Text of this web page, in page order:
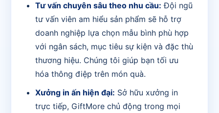
Tư vấn chuyên sâu theo nhu cầu: Đội ngũ
tư vấn viên am hiểu sản phẩm sẽ hỗ trợ
doanh nghiệp lựa chọn mẫu bình phù hợp
với ngân sách, mục tiêu sự kiện và đặc thù
thương hiệu. Chúng tôi giúp bạn tối ưu
hóa thông điệp trên món quà.
Xưởng in ấn hiện đại: Sở hữu xưởng in
trực tiếp, GiftMore chủ động trong mọi